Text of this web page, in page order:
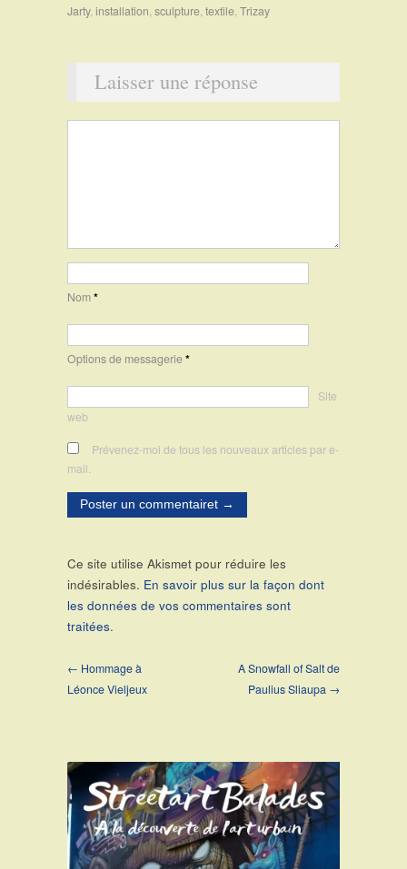
Jarty,installation,sculpture,textile,Trizay
Laisser une réponse
Nom*
Options de messagerie*
Site
web
Prévenez-moi de tous les nouveaux articles par e-
mail.
Ce site utilise Akismet pour réduire les
indésirables. En savoir plus sur la façon dont
les données de vos commentaires sont
traitées.
← Hommage à
Léonce Vieljeux
A Snowfall of Salt de
Paulius Sliaupa →